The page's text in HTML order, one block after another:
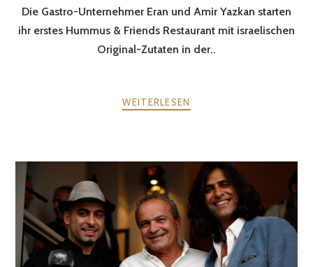
Die Gastro-Unternehmer Eran und Amir Yazkan starten
ihr erstes Hummus & Friends Restaurant mit israelischen
Original-Zutaten in der..
WEITERLESEN